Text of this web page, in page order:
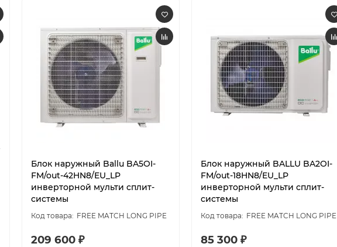
Блок наружный Ballu BA5OI-
FM/out-42HN8/EU_LP
инверторной мульти сплит-
системы
FREE MATCH LONG PIPE
209 600 ₽
Блок наружный BALLU BA2OI-
FM/out-18HN8/EU_LP
инверторной мульти сплит-
системы
FREE MATCH LONG PIPE
85 300 ₽